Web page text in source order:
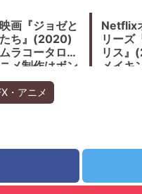
画『ジョゼと
ち』(2020)
ラコータロ
メ制作はボン
Netflix
リーズ
リス
メイキ
・アニメ